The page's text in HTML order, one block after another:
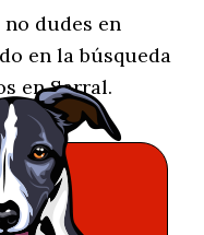
dudes en
en la búsqueda
en Sarral.